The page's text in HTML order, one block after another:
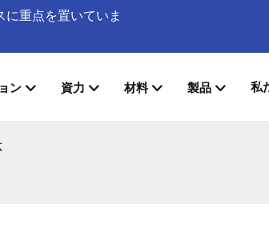
重点を置いていま
ン 資力 材料 製品 私